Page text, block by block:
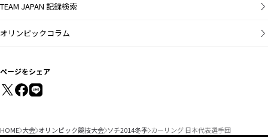
TEAM JAPAN 記録検索
オリンピックコラム
ページをシェア
HOME 大会 オリンピック競技大会 ソチ2014冬季 カーリング 日本代表選手団